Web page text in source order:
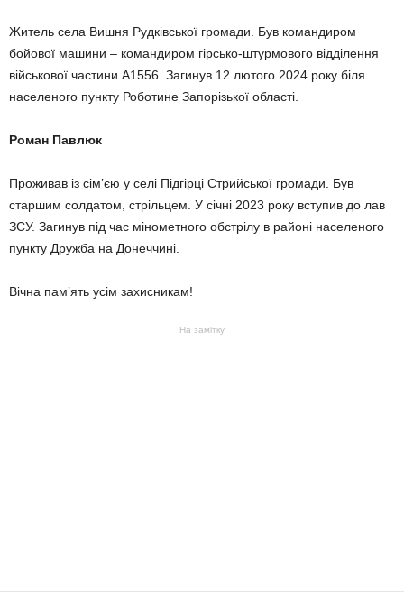
Житель села Вишня Рудківської громади. Був командиром
бойової машини – командиром гірсько-штурмового відділення
військової частини А1556. Загинув 12 лютого 2024 року біля
населеного пункту Роботине Запорізької області.
Роман Павлюк
Проживав із сім’єю у селі Підгірці Стрийської громади. Був
старшим солдатом, стрільцем. У січні 2023 року вступив до лав
ЗСУ. Загинув під час мінометного обстрілу в районі населеного
пункту Дружба на Донеччині.
Вічна памʼять усім захисникам!
На замітку